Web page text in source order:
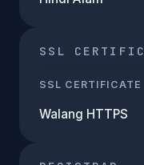
SSL
SSL CERTIFICATE
Walang HTTPS